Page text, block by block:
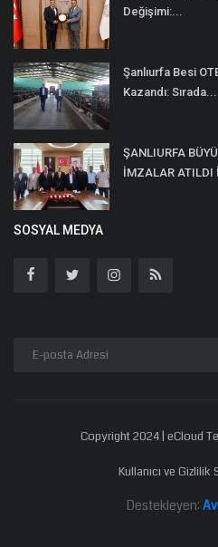
Değişimi:...
Şanlıurfa Besi
Kazandı: Sırada...
ŞANLIURFA
İMZALAR ATILDI
SOSYAL MEDYA
Copyright 2024 | eCloud
Kullanıcı ve
Destekleyen: